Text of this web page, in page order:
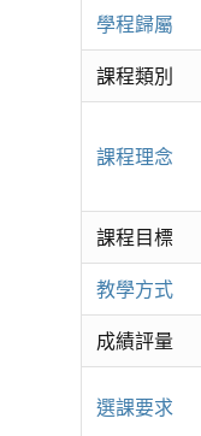
學程歸屬
課程類別
課程理念
課程目標
教學方式
成績評量
選課要求